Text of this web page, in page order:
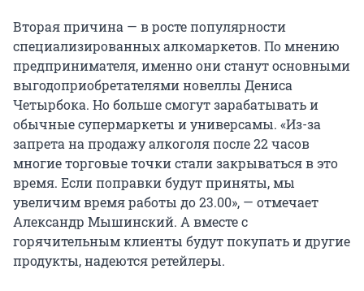
Вторая причина — в росте популярности
специализированных алкомаркетов. По мнению
предпринимателя, именно они станут основными
выгодоприобретателями новеллы Дениса
Четырбока. Но больше смогут зарабатывать и
обычные супермаркеты и универсамы. «Из-за
запрета на продажу алкоголя после 22 часов
многие торговые точки стали закрываться в это
время. Если поправки будут приняты, мы
увеличим время работы до 23.00», — отмечает
Александр Мышинский. А вместе с
горячительным клиенты будут покупать и другие
продукты, надеются ретейлеры.